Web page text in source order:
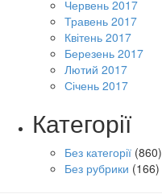
Червень 2017
Травень 2017
Квітень 2017
Березень 2017
Лютий 2017
Січень 2017
Категорії
Без категорії (860)
Без рубрики (166)